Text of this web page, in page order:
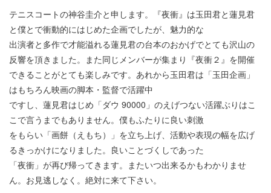
テニスコートの神谷圭介と申します。『夜衝』は玉田君と蓮見君
と僕とで衝動的にはじめた企画でしたが、魅力的な
出演者と多作で才能溢れる蓮見君の台本のおかげでとても沢山の
反響を頂きました。また同じメンバーが集まり『夜衝２』を開催
できることがとても楽しみです。あれから玉田君は「玉田企画」
はもちろん映画の脚本・監督で活躍中
ですし、蓮見君はじめ「ダウ 90000」のえげつない活躍ぶりはこ
こで言うまでもありません。僕もふたりに良い刺激
をもらい「画餅（えもち）」を立ち上げ、活動や表現の幅を広げ
るきっかけになりました。良いことづくしであった
「夜衝」が再び帰ってきます。またいつ出来るかもわかりませ
ん。お見逃しなく。絶対に来て下さい。